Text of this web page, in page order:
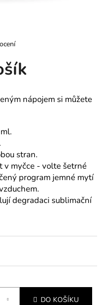
nápojem si můžete
stran.
v myčce - volte šetrné
program jemné mytí
degradaci sublimační
DO KOŠÍKU